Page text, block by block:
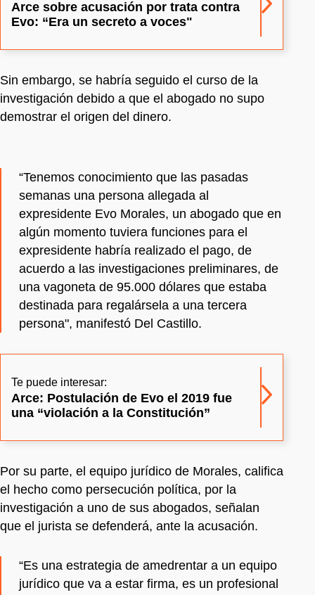
Arce sobre acusación por trata contra
Evo: “Era un secreto a voces"
Sin embargo, se habría seguido el curso de la
investigación debido a que el abogado no supo
demostrar el origen del dinero.
“Tenemos conocimiento que las pasadas
semanas una persona allegada al
expresidente Evo Morales, un abogado que en
algún momento tuviera funciones para el
expresidente habría realizado el pago, de
acuerdo a las investigaciones preliminares, de
una vagoneta de 95.000 dólares que estaba
destinada para regalársela a una tercera
persona", manifestó Del Castillo.
Te puede interesar:
Arce: Postulación de Evo el 2019 fue
una “violación a la Constitución”
Por su parte, el equipo jurídico de Morales, califica
el hecho como persecución política, por la
investigación a uno de sus abogados, señalan
que el jurista se defenderá, ante la acusación.
“Es una estrategia de amedrentar a un equipo
jurídico que va a estar firma, es un profesional